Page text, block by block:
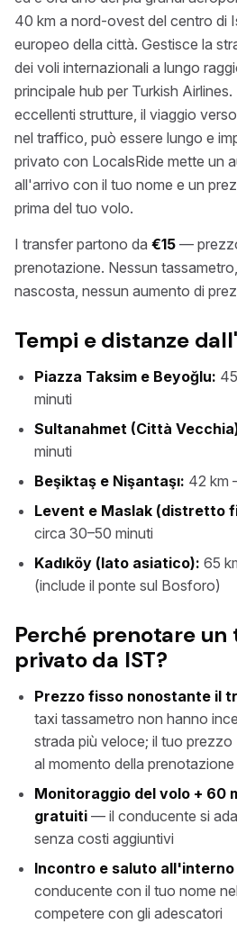
40 km a nord-ovest del centro di
europeo della città. Gestisce la
dei voli internazionali a lungo
principale hub per Turkish
eccellenti strutture, il viaggio
nel traffico, può essere lungo e
privato con LocalsRide mette un
all'arrivo con il tuo nome e un
prima del tuo volo.
I transfer partono da €15 —
prenotazione. Nessun
nascosta, nessun aumento di
Tempi e distanze
Piazza Taksim e Beyoğlu:
minuti
Sultanahmet (Città
minuti
Beşiktaş e Nişantaşı: 42 km
Levent e Maslak (distretto
circa 30–50 minuti
Kadıköy (lato asiatico): 65
(include il ponte sul Bosforo)
Perché prenotare un
privato da IST?
Prezzo fisso nonostante il
taxi tassametro non hanno
strada più veloce; il tuo
al momento della prenotazione
Monitoraggio del volo + 60
gratuiti — il conducente si
senza costi aggiuntivi
Incontro e saluto
conducente con il tuo nome
competere con gli adescatori